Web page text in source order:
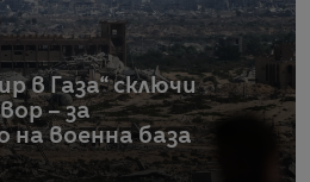
в Газа“ сключи
– за
военна база